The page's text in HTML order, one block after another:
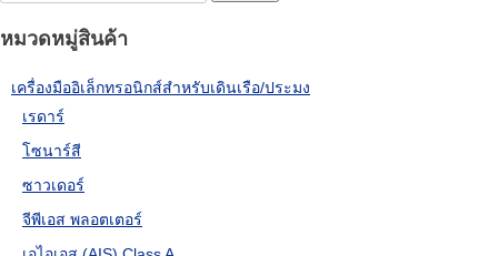
for:
หมวดหมู่สินค้า
เครื่องมืออิเล็กทรอนิกส์สำหรับเดินเรือ/ประมง
เรดาร์
โซนาร์สี
ซาวเดอร์
จีพีเอส พลอตเตอร์